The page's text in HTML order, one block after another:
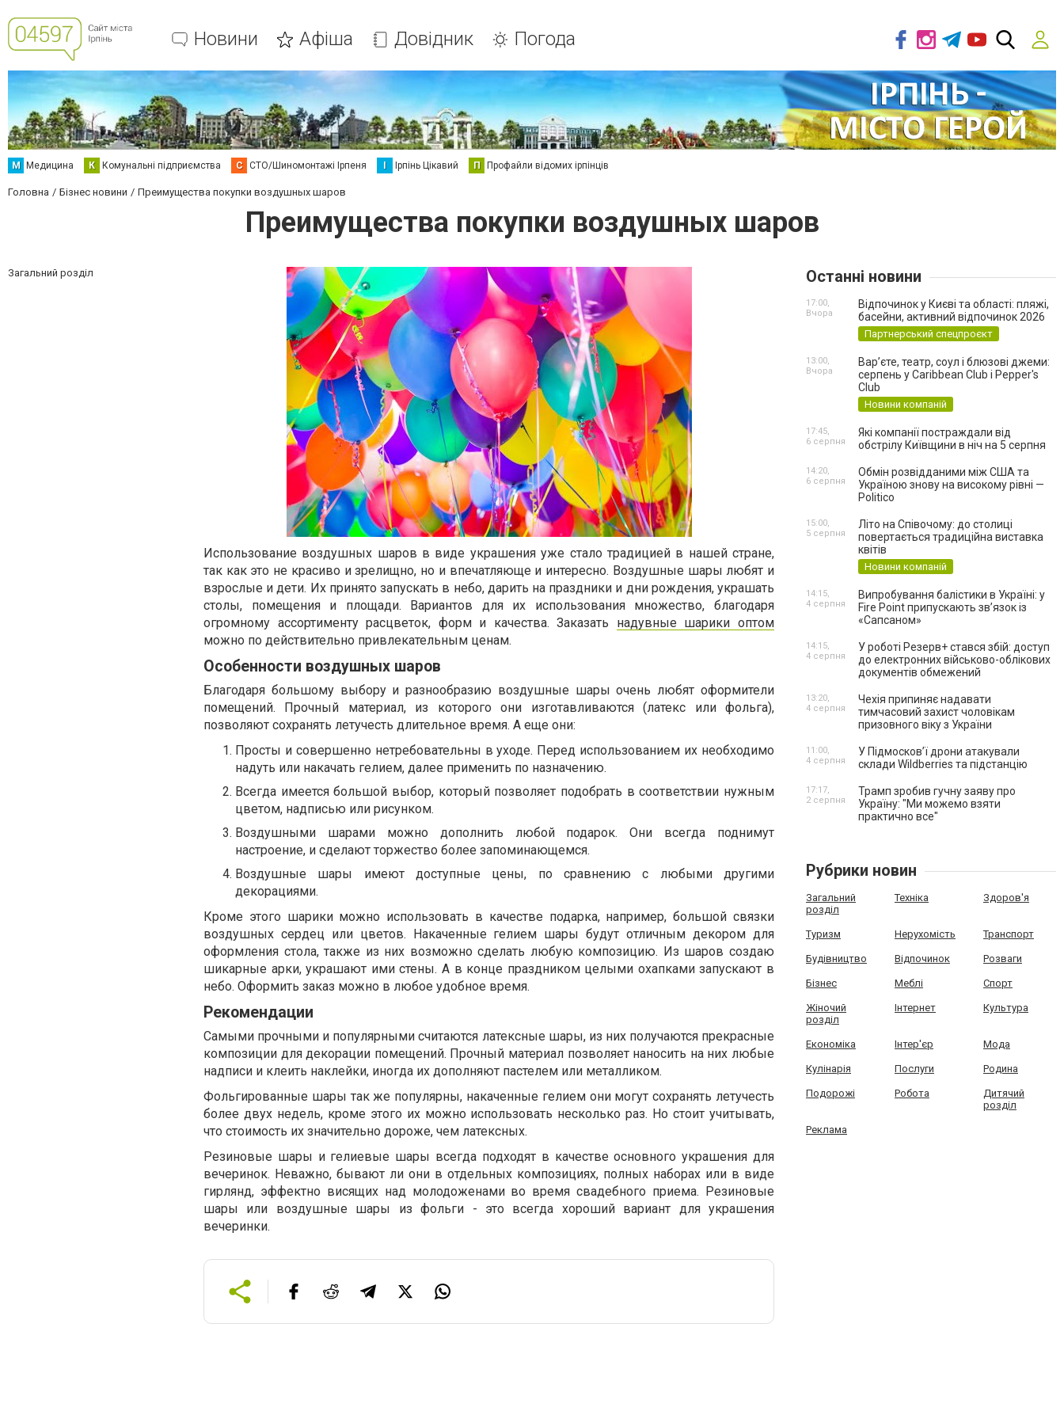
Новини Афіша Довідник Погода
М Медицина К Комунальні підприємства С СТО/Шиномонтажі Ірпеня І Ірпінь Цікавий П Профайли відомих ірпінців
Головна Бізнес новини Преимущества покупки воздушных шаров
Преимущества покупки воздушных шаров
Загальний розділ
Использование воздушных шаров в виде украшения уже стало традицией в нашей стране,
так как это не красиво и зрелищно, но и впечатляюще и интересно. Воздушные шары любят и
взрослые и дети. Их принято запускать в небо, дарить на праздники и дни рождения, украшать
столы, помещения и площади. Вариантов для их использования множество, благодаря
огромному ассортименту расцветок, форм и качества. Заказать надувные шарики оптом
можно по действительно привлекательным ценам.
Особенности воздушных шаров
Благодаря большому выбору и разнообразию воздушные шары очень любят оформители
помещений. Прочный материал, из которого они изготавливаются (латекс или фольга),
позволяют сохранять летучесть длительное время. А еще они:
Просты и совершенно нетребовательны в уходе. Перед использованием их необходимо
надуть или накачать гелием, далее применить по назначению.
Всегда имеется большой выбор, который позволяет подобрать в соответствии нужным
цветом, надписью или рисунком.
Воздушными шарами можно дополнить любой подарок. Они всегда поднимут
настроение, и сделают торжество более запоминающемся.
Воздушные шары имеют доступные цены, по сравнению с любыми другими
декорациями.
Кроме этого шарики можно использовать в качестве подарка, например, большой связки
воздушных сердец или цветов. Накаченные гелием шары будут отличным декором для
оформления стола, также из них возможно сделать любую композицию. Из шаров создаю
шикарные арки, украшают ими стены. А в конце праздником целыми охапками запускают в
небо. Оформить заказ можно в любое удобное время.
Рекомендации
Самыми прочными и популярными считаются латексные шары, из них получаются прекрасные
композиции для декорации помещений. Прочный материал позволяет наносить на них любые
надписи и клеить наклейки, иногда их дополняют пастелем или металликом.
Фольгированные шары так же популярны, накаченные гелием они могут сохранять летучесть
более двух недель, кроме этого их можно использовать несколько раз. Но стоит учитывать,
что стоимость их значительно дороже, чем латексных.
Резиновые шары и гелиевые шары всегда подходят в качестве основного украшения для
вечеринок. Неважно, бывают ли они в отдельных композициях, полных наборах или в виде
гирлянд, эффектно висящих над молодоженами во время свадебного приема. Резиновые
шары или воздушные шары из фольги - это всегда хороший вариант для украшения
вечеринки.
Останні новини
Відпочинок у Києві та області: пляжі,
басейни, активний відпочинок 2026
Партнерський спецпроєкт
17:00,
Вчора
Вар’єте, театр, соул і блюзові джеми:
серпень у Caribbean Club і Pepper's
Club
Новини компаній
13:00,
Вчора
Які компанії постраждали від
обстрілу Київщини в ніч на 5 серпня
17:45,
6 серпня
Обмін розвідданими між США та
Україною знову на високому рівні —
Politico
14:20,
6 серпня
Літо на Співочому: до столиці
повертається традиційна виставка
квітів
Новини компаній
15:00,
5 серпня
Випробування балістики в Україні: у
Fire Point припускають зв’язок із
«Сапсаном»
14:15,
4 серпня
У роботі Резерв+ стався збій: доступ
до електронних військово-облікових
документів обмежений
14:15,
4 серпня
Чехія припиняє надавати
тимчасовий захист чоловікам
призовного віку з України
13:20,
4 серпня
У Підмосков’ї дрони атакували
склади Wildberries та підстанцію
11:00,
4 серпня
Трамп зробив гучну заяву про
Україну: "Ми можемо взяти
практично все"
17:17,
2 серпня
Рубрики новин
Загальний
розділ
Техніка Здоров'я
Туризм Нерухомість Транспорт
Будівництво Відпочинок Розваги
Бізнес Меблі Спорт
Жіночий
розділ
Інтернет Культура
Економіка Інтер'єр Мода
Кулінарія Послуги Родина
Подорожі Робота
Дитячий
розділ
Реклама